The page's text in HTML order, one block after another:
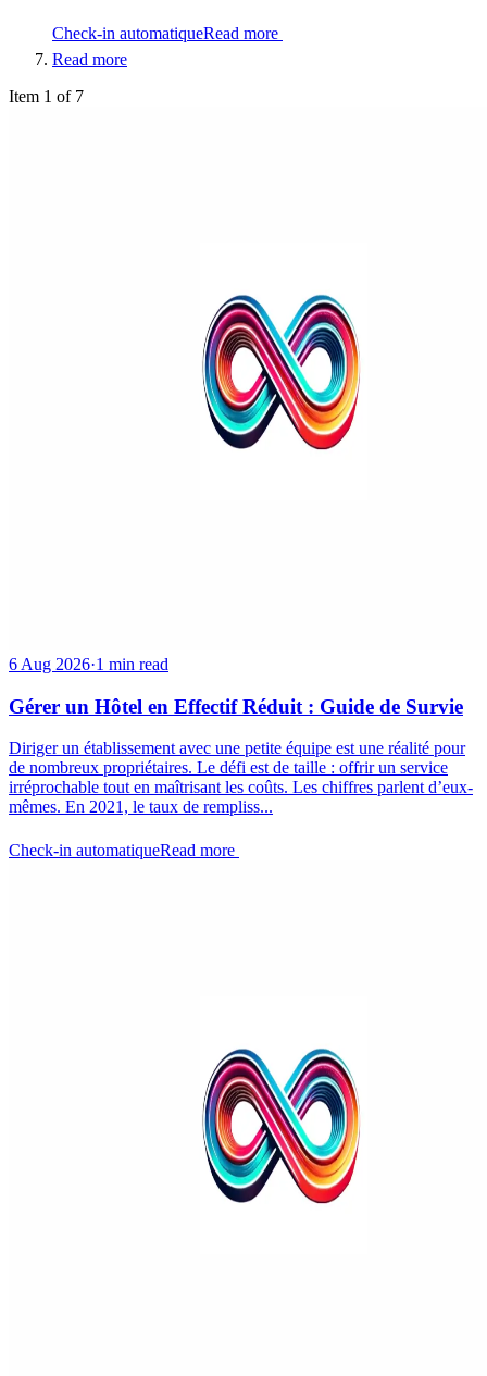
Check-in automatiqueRead more
Read more
Item 1 of 7
6 Aug 2026·1 min read
Gérer un Hôtel en Effectif Réduit : Guide de Survie
Diriger un établissement avec une petite équipe est une réalité pour
de nombreux propriétaires. Le défi est de taille : offrir un service
irréprochable tout en maîtrisant les coûts. Les chiffres parlent d’eux-
mêmes. En 2021, le taux de rempliss...
Check-in automatiqueRead more